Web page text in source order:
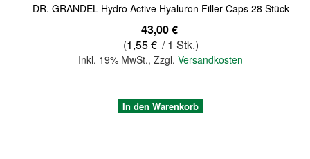
DR. GRANDEL Hydro Active Hyaluron Filler Caps 28 Stück
43,00 €
(1,55 € / 1 Stk.)
Inkl. 19% MwSt.,Zzgl.Versandkosten
In den Warenkorb